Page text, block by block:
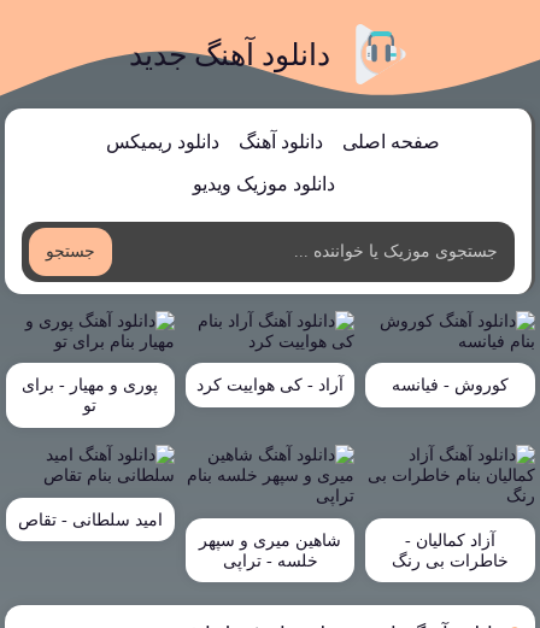
دانلود آهنگ جدید
صفحه اصلی دانلود آهنگ دانلود ریمیکس
دانلود موزیک ویدیو
جستجو
کوروش - فیانسه آراد - کی هواییت کرد
پوری و مهیار - برای
تو
آزاد کمالیان -
خاطرات بی رنگ
شاهین میری و سپهر
خلسه - تراپی
امید سلطانی - تقاص